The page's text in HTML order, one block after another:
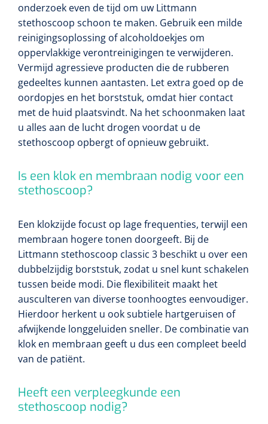
onderzoek even de tijd om uw Littmann
stethoscoop schoon te maken. Gebruik een milde
reinigingsoplossing of alcoholdoekjes om
oppervlakkige verontreinigingen te verwijderen.
Vermijd agressieve producten die de rubberen
gedeeltes kunnen aantasten. Let extra goed op de
oordopjes en het borststuk, omdat hier contact
met de huid plaatsvindt. Na het schoonmaken laat
u alles aan de lucht drogen voordat u de
stethoscoop opbergt of opnieuw gebruikt.
Is een klok en membraan nodig voor een
stethoscoop?
Een klokzijde focust op lage frequenties, terwijl een
membraan hogere tonen doorgeeft. Bij de
Littmann stethoscoop classic 3 beschikt u over een
dubbelzijdig borststuk, zodat u snel kunt schakelen
tussen beide modi. Die flexibiliteit maakt het
ausculteren van diverse toonhoogtes eenvoudiger.
Hierdoor herkent u ook subtiele hartgeruisen of
afwijkende longgeluiden sneller. De combinatie van
klok en membraan geeft u dus een compleet beeld
van de patiënt.
Heeft een verpleegkunde een
stethoscoop nodig?